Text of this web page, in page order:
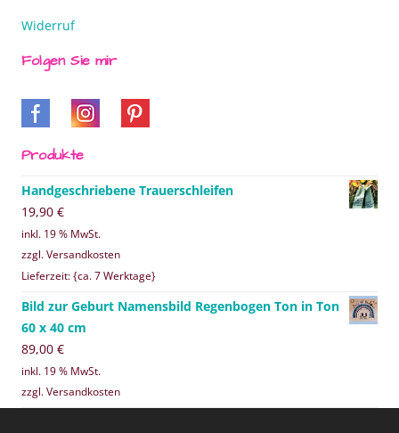
Widerruf
Folgen Sie mir
Produkte
Handgeschriebene Trauerschleifen
19,90 €
inkl. 19 % MwSt.
zzgl. Versandkosten
Lieferzeit: {ca. 7 Werktage}
Bild zur Geburt Namensbild Regenbogen Ton in Ton
60 x 40 cm
89,00 €
inkl. 19 % MwSt.
zzgl. Versandkosten